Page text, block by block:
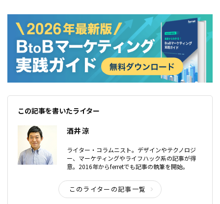
この記事を書いたライター
酒井 涼
ライター・コラムニスト。デザインやテクノロジ
ー、マーケティングやライフハック系の記事が得
意。2016年からferretでも記事の執筆を開始。
このライターの記事一覧